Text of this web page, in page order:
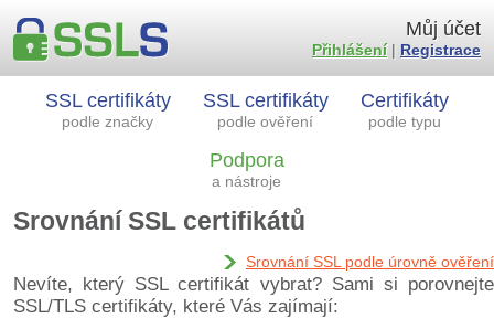
SSL certifikáty
podle značky
SSL certifikáty
podle ověření
Certifikáty
podle typu
Podpora
a nástroje
Můj účet
Přihlášení| Registrace
Srovnání SSL certifikátů
Srovnání SSL podle úrovně ověření
Nevíte, který SSL certifikát vybrat? Sami si porovnejte
SSL/TLS certifikáty, které Vás zajímají: